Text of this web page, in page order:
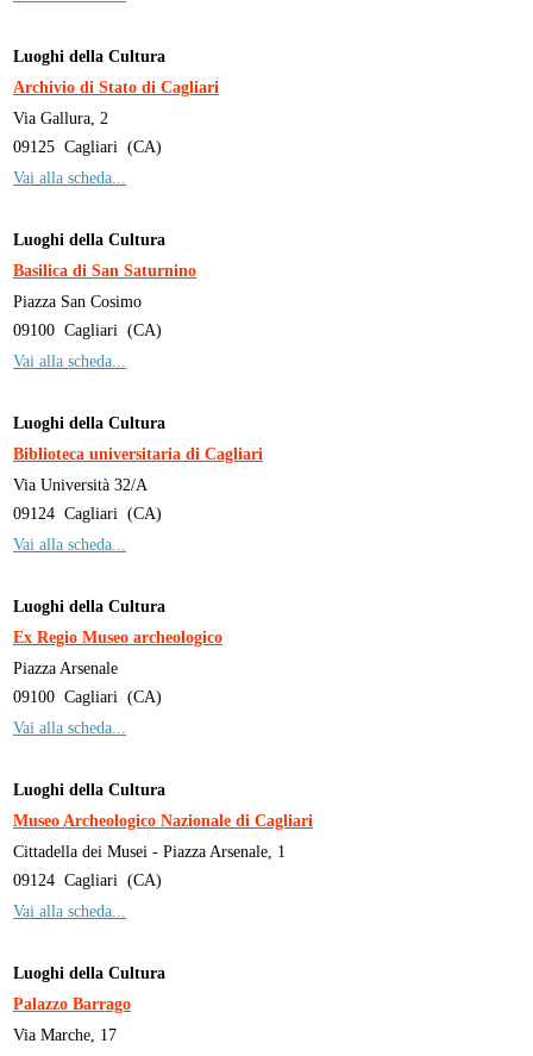
Luoghi della Cultura
Archivio di Stato di Cagliari
Via Gallura, 2
09125 Cagliari (CA)
Vai alla scheda...
Luoghi della Cultura
Basilica di San Saturnino
Piazza San Cosimo
09100 Cagliari (CA)
Vai alla scheda...
Luoghi della Cultura
Biblioteca universitaria di Cagliari
Via Università 32/A
09124 Cagliari (CA)
Vai alla scheda...
Luoghi della Cultura
Ex Regio Museo archeologico
Piazza Arsenale
09100 Cagliari (CA)
Vai alla scheda...
Luoghi della Cultura
Museo Archeologico Nazionale di Cagliari
Cittadella dei Musei - Piazza Arsenale, 1
09124 Cagliari (CA)
Vai alla scheda...
Luoghi della Cultura
Palazzo Barrago
Via Marche, 17